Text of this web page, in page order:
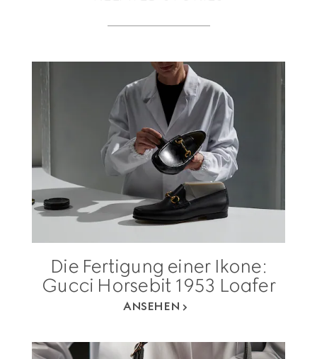
Die Fertigung einer Ikone:
Gucci Horsebit 1953 Loafer
ANSEHEN